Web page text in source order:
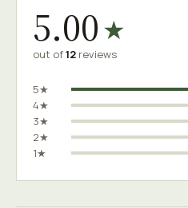
5.00★
out of12 reviews
5★
4★
3★
2★
1★